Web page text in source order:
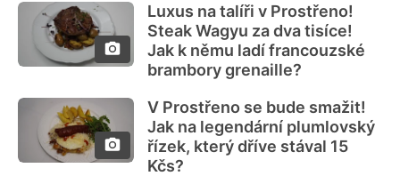
Luxus na talíři v Prostřeno!
Steak Wagyu za dva tisíce!
Jak k němu ladí francouzské
brambory grenaille?
V Prostřeno se bude smažit!
Jak na legendární plumlovský
řízek, který dříve stával 15
Kčs?